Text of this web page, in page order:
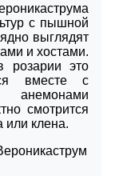
с пышной
выглядят
и хостами.
розарии это
вместе с
анемонами
смотрится
или клена.